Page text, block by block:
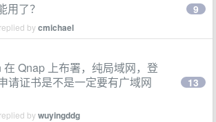
用了？
bycmichael
9
在 Qnap 上布署，纯局域网，登
请证书是不是一定要有广域网
bywuyingddg
13